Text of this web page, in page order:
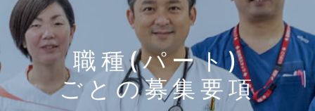
職種(パート)
ごとの募集要項